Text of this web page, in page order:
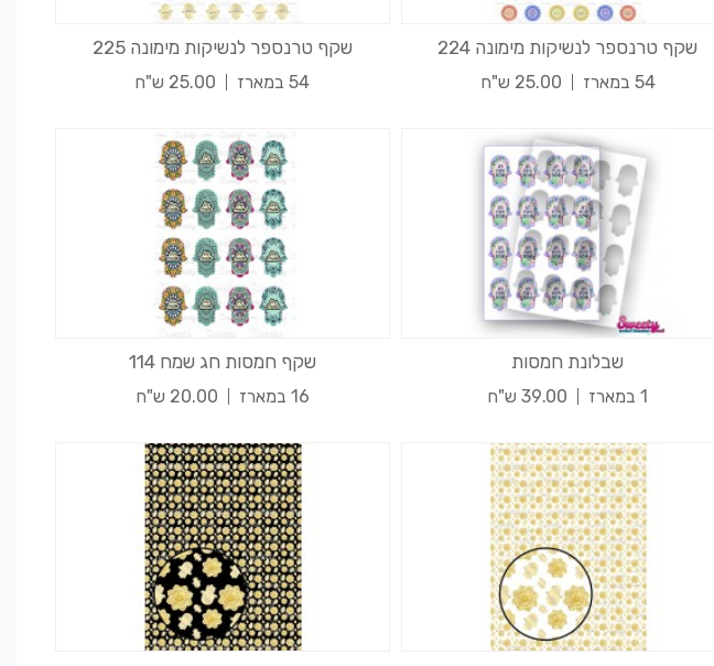
שקף טרנספר לנשיקות מימונה 224
54 במארז 25.00 ש"ח
שקף טרנספר לנשיקות מימונה 225
54 במארז 25.00 ש"ח
שבלונת חמסות
1 במארז 39.00 ש"ח
שקף חמסות חג שמח 114
16 במארז 20.00 ש"ח